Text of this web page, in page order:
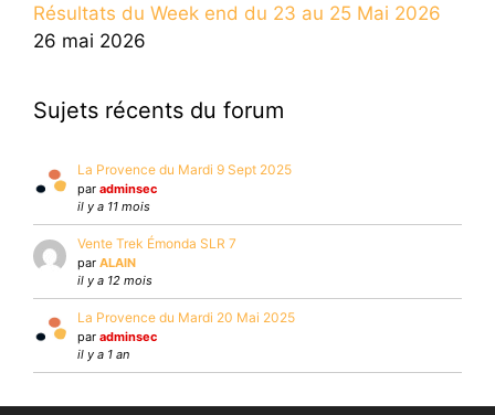
Résultats du Week end du 23 au 25 Mai 2026
26 mai 2026
Sujets récents du forum
La Provence du Mardi 9 Sept 2025
par adminsec
il y a 11 mois
Vente Trek Émonda SLR 7
par ALAIN
il y a 12 mois
La Provence du Mardi 20 Mai 2025
par adminsec
il y a 1 an